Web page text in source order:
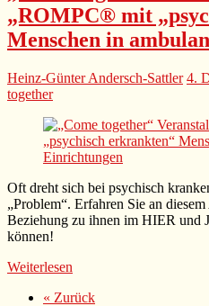
„ROMPC® mit
Menschen in
Heinz-Günter Andersch-Sattler 4.
together
Oft dreht sich bei psychisch
„Problem“. Erfahren Sie an
Beziehung zu ihnen im HIER und
können!
Weiterlesen
« Zurück